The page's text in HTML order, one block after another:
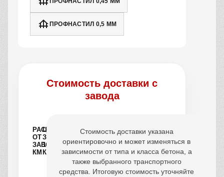
ПРОФНАСТИЛ 0,5 ММ
Стоимость доставки с
завода
РАССТОЯНИЕ
ОТ
ЗАВОДА,
КМ
ЦЕНА
ЗА
1
КУБ
Стоимость доставки указана
ориентировочно и может изменяться в
зависимости от типа и класса бетона, а
также выбранного транспортного
средства. Итоговую стоимость уточняйте